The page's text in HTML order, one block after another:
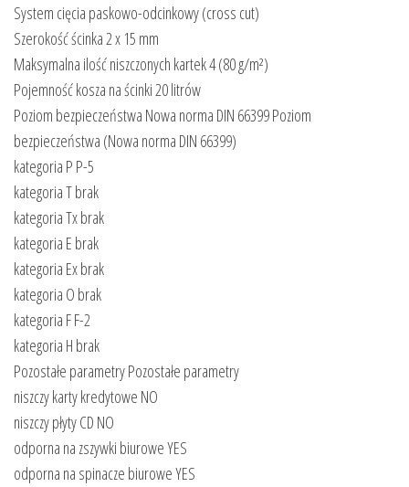
System cięcia paskowo-odcinkowy (cross cut)
Szerokość ścinka 2 x 15 mm
Maksymalna ilość niszczonych kartek 4 (80 g/m²)
Pojemność kosza na ścinki 20 litrów
Poziom bezpieczeństwa Nowa norma DIN 66399 Poziom
bezpieczeństwa (Nowa norma DIN 66399)
kategoria P P-5
kategoria T brak
kategoria Tx brak
kategoria E brak
kategoria Ex brak
kategoria O brak
kategoria F F-2
kategoria H brak
Pozostałe parametry Pozostałe parametry
niszczy karty kredytowe NO
niszczy płyty CD NO
odporna na zszywki biurowe YES
odporna na spinacze biurowe YES